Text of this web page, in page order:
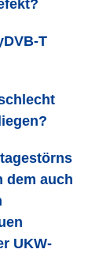
T
dem auch
UKW-